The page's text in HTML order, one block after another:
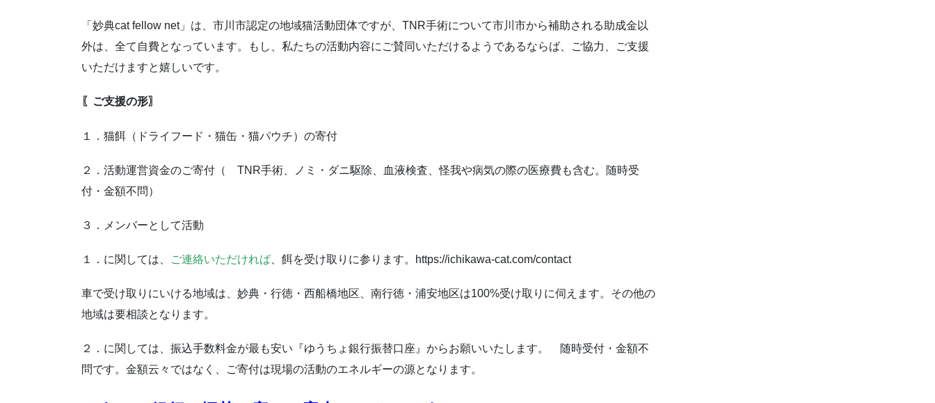
「 妙典cat fellow net」は、市川市認定の地域猫活動団体ですが、TNR手術について市川市から補助される助成金以
外は、全て自費となっています。もし、私たちの活動内容にご賛同いただけるようであるならば、ご協力、ご支援
いただけますと嬉しいです。
〖ご支援の形〗
１．猫餌（ドライフード・猫缶・猫パウチ）の寄付
２．活動運営資金のご寄付（ TNR手術、ノミ・ダニ駆除、血液検査、怪我や病気の際の医療費も含む。
随時受
付・金額不問）
３．メンバーとして活動
１．に関しては、 ご連絡いただければ 、餌を受け取りに参ります。https://ichikawa-cat.com/contact
車で受け取りにいける地域は、妙典・行徳・西船橋地区、南行徳・浦安地区は100%受け取りに伺えます。その他の
地域は要相談となります。
２．に関しては、 振込手数料金が最も安い『ゆうちょ銀行振替口座』からお願いいたします。 随時受付・金額不
問です。金額云々ではなく、ご寄付は現場の活動のエネルギーの源となります。